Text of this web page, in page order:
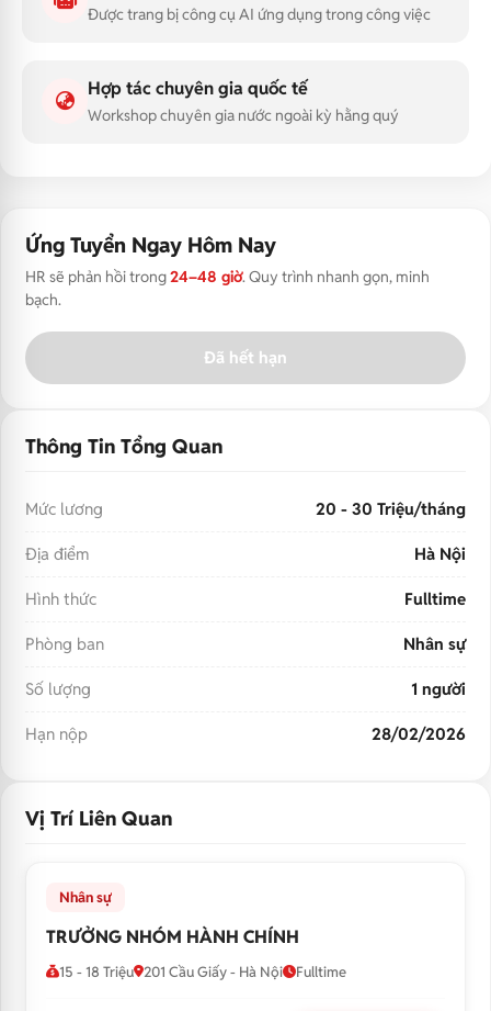
Được trang bị công cụ AI ứng dụng trong công việc
Hợp tác chuyên gia quốc tế
Workshop chuyên gia nước ngoài kỳ hằng quý
Ứng Tuyển Ngay Hôm Nay
HR sẽ phản hồi trong24–48 giờ. Quy trình nhanh gọn, minh
bạch.
Đã hết hạn
Thông Tin Tổng Quan
Mức lương 20 - 30 Triệu/tháng
Địa điểm Hà Nội
Hình thức Fulltime
Phòng ban Nhân sự
Số lượng 1 người
Hạn nộp 28/02/2026
Vị Trí Liên Quan
Nhân sự
TRƯỞNG NHÓM HÀNH CHÍNH
15 - 18 Triệu 201 Cầu Giấy - Hà Nội Fulltime